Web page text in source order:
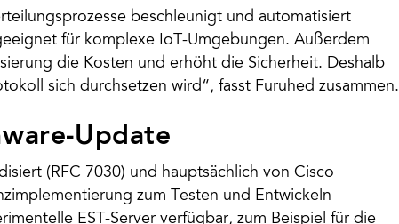
beschleunigt und automatisiert
für komplexe IoT-Umgebungen. Außerdem
die Kosten und erhöht die Sicherheit. Deshalb
sich durchsetzen wird“, fasst Furuhed zusammen.
Update
(RFC 7030) und hauptsächlich von Cisco
zum Testen und Entwickeln
EST-Server verfügbar, zum Beispiel für die